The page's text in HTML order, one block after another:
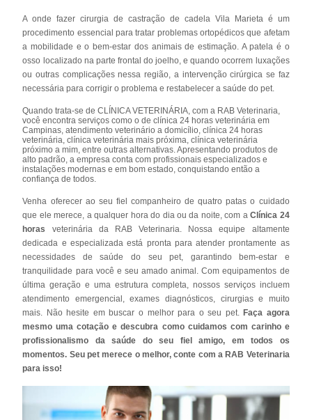
A onde fazer cirurgia de castração de cadela Vila Marieta é um
procedimento essencial para tratar problemas ortopédicos que afetam
a mobilidade e o bem-estar dos animais de estimação. A patela é o
osso localizado na parte frontal do joelho, e quando ocorrem luxações
ou outras complicações nessa região, a intervenção cirúrgica se faz
necessária para corrigir o problema e restabelecer a saúde do pet.
Quando trata-se de CLÍNICA VETERINÁRIA, com a RAB Veterinaria,
você encontra serviços como o de clínica 24 horas veterinária em
Campinas, atendimento veterinário a domicílio, clínica 24 horas
veterinária, clínica veterinária mais próxima, clínica veterinária
próximo a mim, entre outras alternativas. Apresentando produtos de
alto padrão, a empresa conta com profissionais especializados e
instalações modernas e em bom estado, conquistando então a
confiança de todos.
Venha oferecer ao seu fiel companheiro de quatro patas o cuidado
que ele merece, a qualquer hora do dia ou da noite, com aClínica 24
horas
veterinária da RAB Veterinaria. Nossa equipe altamente
dedicada e especializada está pronta para atender prontamente as
necessidades de saúde do seu pet, garantindo bem-estar e
tranquilidade para você e seu amado animal. Com equipamentos de
última geração e uma estrutura completa, nossos serviços incluem
atendimento emergencial, exames diagnósticos, cirurgias e muito
mais. Não hesite em buscar o melhor para o seu pet.Faça agora
mesmo uma cotação e descubra como cuidamos com carinho e
profissionalismo da saúde do seu fiel amigo, em todos os
momentos. Seu pet merece o melhor, conte com a RAB Veterinaria
para isso!